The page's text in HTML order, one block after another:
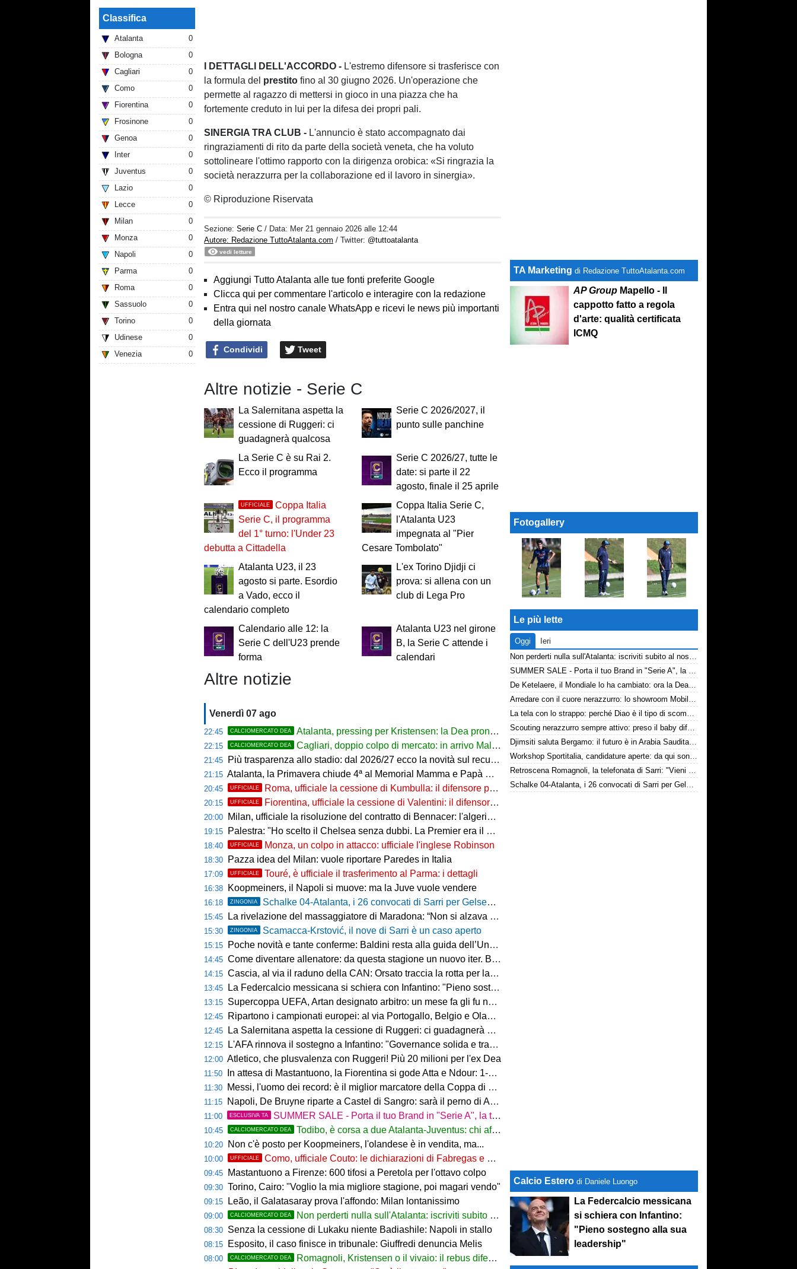
Classifica
Atalanta
0
Bologna
0
Cagliari
0
Como
0
Fiorentina
0
Frosinone
0
Genoa
0
Inter
0
Juventus
0
Lazio
0
Lecce
0
Milan
0
Monza
0
Napoli
0
Parma
0
Roma
0
Sassuolo
0
Torino
0
Udinese
0
Venezia
0
I DETTAGLI DELL'ACCORDO - L'estremo difensore si trasferisce con
la formula del prestito fino al 30 giugno 2026. Un'operazione che
permette al ragazzo di mettersi in gioco in una piazza che ha
fortemente creduto in lui per la difesa dei propri pali.
SINERGIA TRA CLUB - L'annuncio è stato accompagnato dai
ringraziamenti di rito da parte della società veneta, che ha voluto
sottolineare l'ottimo rapporto con la dirigenza orobica: «Si ringrazia la
società nerazzurra per la collaborazione ed il lavoro in sinergia».
© Riproduzione Riservata
Sezione:Serie C / Data: Mer 21 gennaio 2026 alle 12:44
Autore: Redazione TuttoAtalanta.com / Twitter: @tuttoatalanta
vedi letture
Aggiungi Tutto Atalanta alle tue fonti preferite Google
Clicca qui per commentare l'articolo e interagire con la redazione
Entra qui nel nostro canale WhatsApp e ricevi le news più importanti
della giornata
Condividi Tweet
Altre notizie - Serie C
La Salernitana aspetta la
cessione di Ruggeri: ci
guadagnerà qualcosa
Serie C 2026/2027, il
punto sulle panchine
La Serie C è su Rai 2.
Ecco il programma
Serie C 2026/27, tutte le
date: si parte il 22
agosto, finale il 25 aprile
UFFICIALE
Coppa Italia
Serie C, il programma
del 1° turno: l'Under 23
debutta a Cittadella
Coppa Italia Serie C,
l'Atalanta U23
impegnata al "Pier
Cesare Tombolato"
Atalanta U23, il 23
agosto si parte. Esordio
a Vado, ecco il
calendario completo
L'ex Torino Djidji ci
prova: si allena con un
club di Lega Pro
Calendario alle 12: la
Serie C dell'U23 prende
forma
Atalanta U23 nel girone
B, la Serie C attende i
calendari
Altre notizie
Venerdì 07 ago
22:45 CALCIOMERCATO DEA Atalanta, pressing per Kristensen: la Dea pronta ad alzare l'offerta all'Udinese
22:15 CALCIOMERCATO DEA Cagliari, doppio colpo di mercato: in arrivo Maldini e Kevin Carlos
21:45 Più trasparenza allo stadio: dal 2026/27 ecco la novità sul recupero
21:15 Atalanta, la Primavera chiude 4ª al Memorial Mamma e Papà Cairo
20:45 UFFICIALE Roma, ufficiale la cessione di Kumbulla: il difensore passa al Rayo Vallecano
20:15 UFFICIALE Fiorentina, ufficiale la cessione di Valentini: il difensore passa al Deportivo Alavés
20:00 Milan, ufficiale la risoluzione del contratto di Bennacer: l'algerino saluta dopo sette anni
19:15 Palestra: "Ho scelto il Chelsea senza dubbi. La Premier era il mio sogno"
18:40 UFFICIALE Monza, un colpo in attacco: ufficiale l'inglese Robinson
18:30 Pazza idea del Milan: vuole riportare Paredes in Italia
17:09 UFFICIALE Touré, è ufficiale il trasferimento al Parma: i dettagli
16:38 Koopmeiners, il Napoli si muove: ma la Juve vuole vendere
16:18 ZINGONIA Schalke 04-Atalanta, i 26 convocati di Sarri per Gelsenkirchen
15:45 La rivelazione del massaggiatore di Maradona: “Non si alzava dal letto, ero preoccupato”
15:30 ZINGONIA Scamacca-Krstović, il nove di Sarri è un caso aperto
15:15 Poche novità e tante conferme: Baldini resta alla guida dell’Under 21
14:45 Come diventare allenatore: da questa stagione un nuovo iter. Beretta: “Un percorso più organico”
14:15 Cascia, al via il raduno della CAN: Orsato traccia la rotta per la nuova stagione
13:45 La Federcalcio messicana si schiera con Infantino: "Pieno sostegno alla sua leadership"
13:15 Supercoppa UEFA, Artan designato arbitro: un mese fa gli fu negato l'ingresso negli Stati Uniti
12:45 Ripartono i campionati europei: al via Portogallo, Belgio e Olanda
12:45 La Salernitana aspetta la cessione di Ruggeri: ci guadagnerà qualcosa
12:15 L'AFA rinnova il sostegno a Infantino: "Governance solida e trasparente"
12:00 Atletico, che plusvalenza con Ruggeri! Più 20 milioni per l'ex Dea
11:50 In attesa di Mastantuono, la Fiorentina si gode Atta e Ndour: 1-1 col Deportivo
11:30 Messi, l'uomo dei record: è il miglior marcatore della Coppa di Lega
11:15 Napoli, De Bruyne riparte a Castel di Sangro: sarà il perno di Allegri
11:00 ESCLUSIVA TA SUMMER SALE - Porta il tuo Brand in "Serie A", la tua azienda e professione titolare nel cuore dell'Atalanta
10:45 CALCIOMERCATO DEA Todibo, è corsa a due Atalanta-Juventus: chi affonderà il colpo?
10:20 Non c'è posto per Koopmeiners, l'olandese è in vendita, ma...
10:00 UFFICIALE Como, ufficiale Couto: le dichiarazioni di Fabregas e del brasiliano
09:45 Mastantuono a Firenze: 600 tifosi a Peretola per l'ottavo colpo
09:30 Torino, Cairo: "Voglio la mia migliore stagione, poi magari vendo"
09:15 Leão, il Galatasaray prova l'affondo: Milan lontanissimo
09:00 CALCIOMERCATO DEA Non perderti nulla sull'Atalanta: iscriviti subito al nostro canale WhatsApp!
08:30 Senza la cessione di Lukaku niente Badiashile: Napoli in stallo
08:15 Esposito, il caso finisce in tribunale: Giuffredi denuncia Melis
08:00 CALCIOMERCATO DEA Romagnoli, Kristensen o il vivaio: il rebus difesa dell'Atalanta
TA Marketing di Redazione TuttoAtalanta.com
AP Group Mapello - Il
cappotto fatto a regola
d'arte: qualità certificata
ICMQ
Fotogallery
Le più lette
Oggi
Ieri
Non perderti nulla sull'Atalanta: iscriviti subito al nostro canale WhatsApp!
SUMMER SALE - Porta il tuo Brand in "Serie A", la tua azienda e professione titolare nel cuore dell'Atalanta
De Ketelaere, il Mondiale lo ha cambiato: ora la Dea riparte da lui
Arredare con il cuore nerazzurro: lo showroom Mobilmondo a Osio Sotto. Quando essere di fede atalantina conviene
La tela con lo strappo: perché Diao è il tipo di scommessa che Giuntoli ama
Scouting nerazzurro sempre attivo: preso il baby difensore 2010 Levačić
Djimsiti saluta Bergamo: il futuro è in Arabia Saudita! Tre milioni e firma biennale
Workshop Sportitalia, candidature aperte: da qui sono passate firme di Serie A
Retroscena Romagnoli, la telefonata di Sarri: "Vieni con me a Bergamo"
Schalke 04-Atalanta, i 26 convocati di Sarri per Gelsenkirchen
Calcio Estero di Daniele Luongo
La Federcalcio messicana
si schiera con Infantino:
"Pieno sostegno alla sua
leadership"